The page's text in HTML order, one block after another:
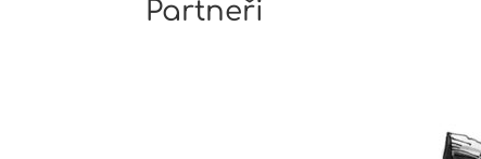
Partneři